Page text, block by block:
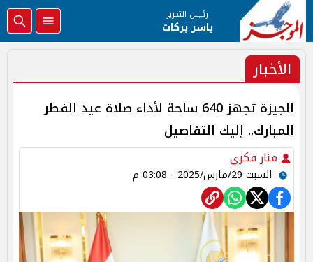
رئيس التحرير
ياسر بركات
الأخبار
الجيزة تجهز 640 ساحة لأداء صلاة عيد الفطر
المبارك.. إليك التفاصيل
منار فكري
السبت 29/مارس/2025 - 03:08 م